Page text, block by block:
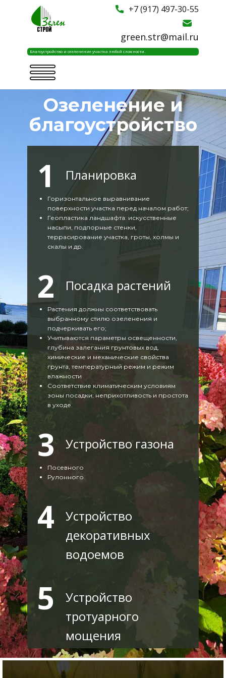
​+7 (917) 497-30-55
green.str@mail.ru
Благоустройство и озеленение участка любой сложности.
Озеленение и
благоустройство
1 Планировка
Горизонтальное выравнивание
поверхности участка перед началом работ;
Геопластика ландшафта: искусственные
насыпи, подпорные стенки,
террасирование участка, гроты, холмы и
скалы и др.
2 Посадка растений
Растения должны соответствовать
выбранному стилю озеленения и
подчеркивать его;
Учитываются параметры освещенности,
глубина залегания грунтовых вод,
химические и механические свойства
грунта, температурный режим и режим
влажности
Соответствие климатическим условиям
зоны посадки; неприхотливость и простота
в уходе.
3 Устройство газона
Посевного
Рулонного
4
Устройство
декоративных
водоемов
5
Устройство
тротуарного
мощения